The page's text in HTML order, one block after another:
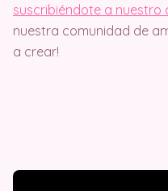
suscribiéndote a nuestro
nuestra comunidad de
a crear!